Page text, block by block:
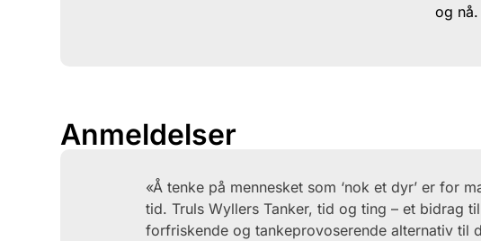
og nå.
Anmeldelser
«Å tenke på mennesket som ‘nok et dyr’ er for
tid. Truls Wyllers Tanker, tid og ting – et bidrag
forfriskende og tankeprovoserende alternativ til